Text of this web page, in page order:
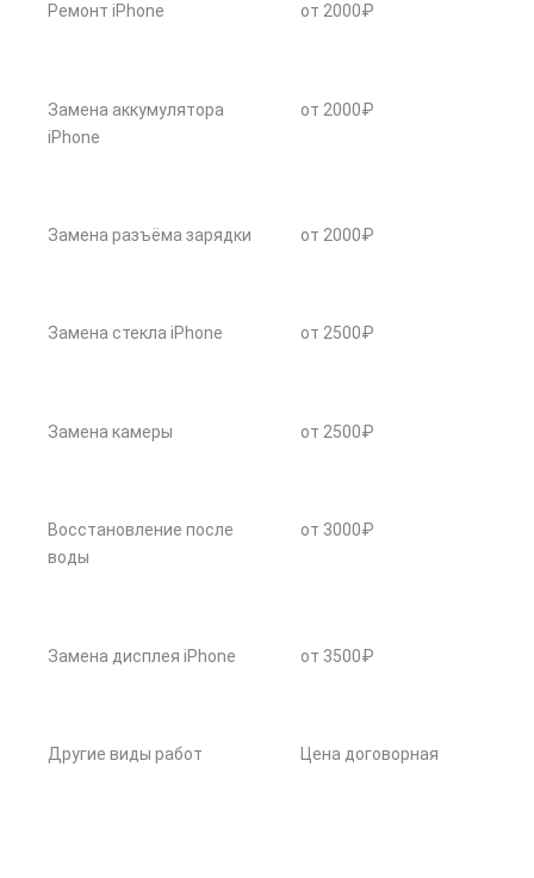
Ремонт iPhone от 2000₽
Замена аккумулятора
iPhone
от 2000₽
Замена разъёма зарядки от 2000₽
Замена стекла iPhone от 2500₽
Замена камеры от 2500₽
Восстановление после
воды
от 3000₽
Замена дисплея iPhone от 3500₽
Другие виды работ Цена договорная